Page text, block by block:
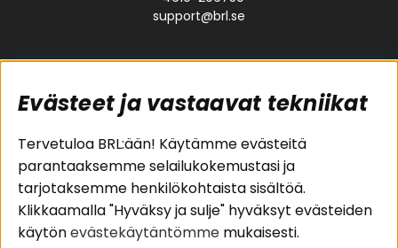
support@brl.se
Suositut sivut
Pakettiratkaisut
Autostereot
Kaiuttimet
Päätevahvistimet
Asiakaspalvelu
Evästeet
Huolto- ja
takuutiedot
Ostoehdot
Evästeet ja vastaavat tekniikat
Tervetuloa BRL:ään! Käytämme evästeitä
parantaaksemme selailukokemustasi ja
tarjotaksemme henkilökohtaista sisältöä.
Klikkaamalla "Hyväksy ja sulje" hyväksyt evästeiden
käytönevästekäytäntömme mukaisesti.